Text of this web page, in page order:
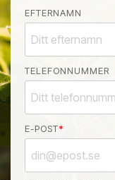
EFTERNAMN
TELEFONNUMMER
E-POST*